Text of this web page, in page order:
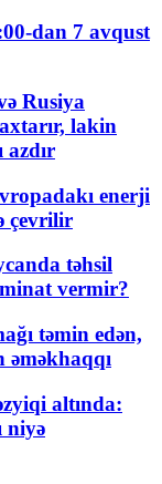
dan 7 avqust
Rusiya
lakin
azdır
enerji
çevrilir
təhsil
vermir?
təmin edən,
altında:
niyə